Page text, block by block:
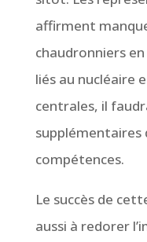
affirment
chaudronniers
liés au nucléaire
centrales, il
supplémentaires
compétences.
Le succès de
aussi à redorer